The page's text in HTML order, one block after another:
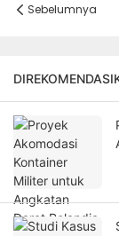
Sebelumnya